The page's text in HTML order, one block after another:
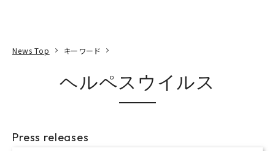
News Top キーワード
ヘルペスウイルス
Press releases